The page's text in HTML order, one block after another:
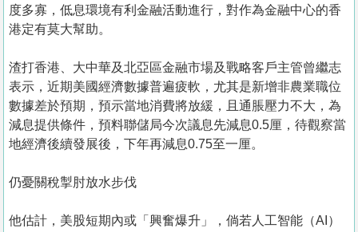
度多寡，低息環境有利金融活動進行，對作為金融中心的香
港定有莫大幫助。
渣打香港、大中華及北亞區金融市場及戰略客戶主管曾繼志
表示，近期美國經濟數據普遍疲軟，尤其是新增非農業職位
數據差於預期，預示當地消費將放緩，且通脹壓力不大，為
減息提供條件，預料聯儲局今次議息先減息0.5厘，待觀察當
地經濟後續發展後，下年再減息0.75至一厘。
仍憂關稅掣肘放水步伐
他估計，美股短期內或「興奮爆升」，倘若人工智能（AI）